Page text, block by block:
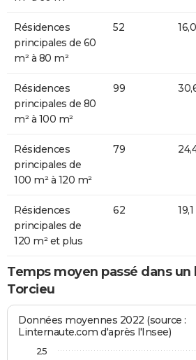
Résidences
principales de 60
m² à 80 m²
52
Résidences
principales de 80
m² à 100 m²
99
Résidences
principales de
100 m² à 120 m²
79
Résidences
principales de
120 m² et plus
62
Temps moyen passé dans
Torcieu
Données moyennes 2022 (source :
Linternaute.com d'après l'Insee)
25